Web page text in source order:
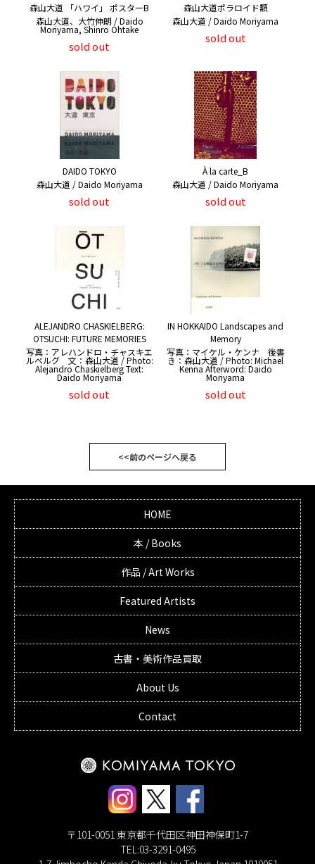
森山大道 「ハワイ」 ポスターB
森山大道、大竹伸朗 / Daido
Moriyama, Shinro Ohtake
sold out
森山大道ポラロイド額
森山大道 / Daido Moriyama
sold out
DAIDO TOKYO
森山大道 / Daido Moriyama
sold out
À la carte_B
森山大道 / Daido Moriyama
sold out
ALEJANDRO CHASKIELBERG:
OTSUCHI: FUTURE MEMORIES
写真：アレハンドロ・チャスキエ
ルベルグ 文：森山大道 / Photo:
Alejandro Chaskielberg Text:
Daido Moriyama
sold out
IN HOKKAIDO Landscapes and
Memory
写真：マイケル・ケンナ 後書
き：森山大道 / Photo: Michael
Kenna Afterword: Daido
Moriyama
sold out
<<前のページへ戻る
HOME
本 / Books
作品 / Art Works
Featured Artists
News
古書・美術作品買取
About Us
Contact
〒101-0051 東京都千代田区神田神保町1-7
TEL:03-3291-0495